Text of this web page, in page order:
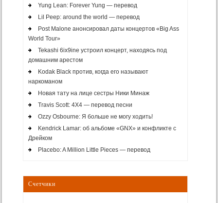
Yung Lean: Forever Yung — перевод
Lil Peep: around the world — перевод
Post Malone анонсировал даты концертов «Big Ass
World Tour»
Tekashi 6ix9ine устроил концерт, находясь под
домашним арестом
Kodak Black против, когда его называют
наркоманом
Новая тату на лице сестры Ники Минаж
Travis Scott: 4X4 — перевод песни
Ozzy Osbourne: Я больше не могу ходить!
Kendrick Lamar: об альбоме «GNX» и конфликте с
Дрейком
Placebo: A Million Little Pieces — перевод
Счетчики